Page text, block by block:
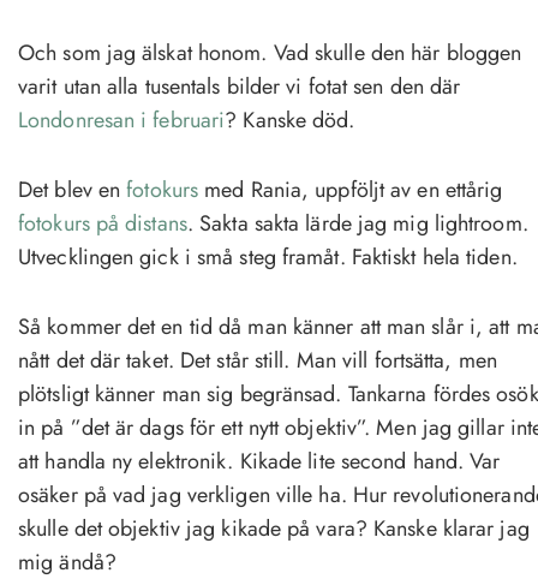
Och som jag älskat honom. Vad skulle den här bloggen
varit utan alla tusentals bilder vi fotat sen den där
Londonresan i februari? Kanske död.
Det blev enfotokurs med Rania, uppföljt av en ettårig
fotokurs på distans. Sakta sakta lärde jag mig lightroom.
Utvecklingen gick i små steg framåt. Faktiskt hela tiden.
Så kommer det en tid då man känner att man slår i, att
nått det där taket. Det står still. Man vill fortsätta, men
plötsligt känner man sig begränsad. Tankarna fördes
in på ”det är dags för ett nytt objektiv”. Men jag gillar
att handla ny elektronik. Kikade lite second hand. Var
osäker på vad jag verkligen ville ha. Hur
skulle det objektiv jag kikade på vara? Kanske klarar jag
mig ändå?